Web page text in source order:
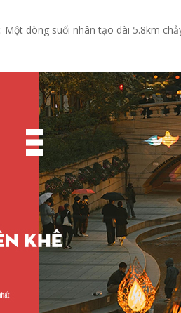
: Một dòng suối nhân tạo dài 5.8km